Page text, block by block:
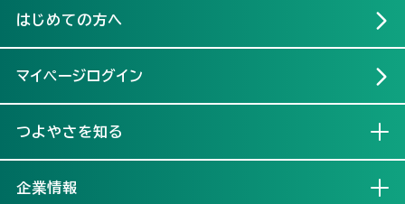
はじめての方へ
マイページログイン
つよやさを知る
企業情報